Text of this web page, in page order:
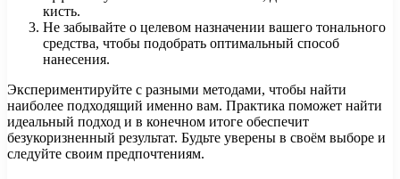
кисть.
Не забывайте о целевом назначении вашего тонального
средства, чтобы подобрать оптимальный способ
нанесения.
Экспериментируйте с разными методами, чтобы найти
наиболее подходящий именно вам. Практика поможет найти
идеальный подход и в конечном итоге обеспечит
безукоризненный результат. Будьте уверены в своём выборе и
следуйте своим предпочтениям.